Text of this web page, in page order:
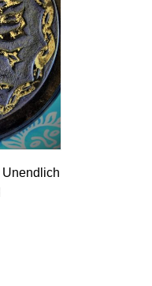
Unendlich